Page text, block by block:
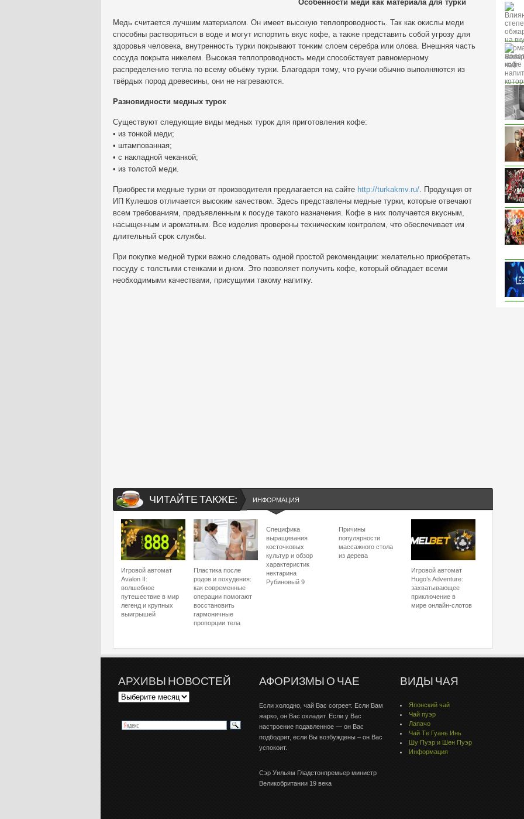
Особенности меди как материала для турки
Медь считается лучшим материалом. Он имеет высокую теплопроводность. Так как окислы меди
способны растворяться в воде и могут испортить вкус кофе, а также представить собой угрозу для
здоровья человека, внутренность турки покрывают тонким слоем серебра или олова. Внешняя часть
сосуда покрыта никелем. Высокая теплопроводность меди способствует равномерному
распределению тепла по всему объёму турки. Благодаря тому, что ручки обычно выполняются из
твёрдых пород древесины, они не нагреваются.
Разновидности медных турок
Существуют следующие виды медных турок для приготовления кофе:
• из тонкой меди;
• штампованная;
• с накладной чеканкой;
• из толстой меди.
Приобрести медные турки от производителя предлагается на сайте http://turkakmv.ru/. Продукция от
ИП Кулешов отличается высоким качеством. Здесь представлены медные турки, которые отвечают
всем требованиям, предъявленным к посуде такого назначения. Кофе в них получается вкусным,
насыщенным и ароматным. Все изделия проверены техническим контролем, что обеспечивает им
длительный срок службы.
При покупке медной турки важно следовать одной простой рекомендации: желательно приобретать
посуду с толстыми стенками и дном. Это позволяет получить кофе, который обладает всеми
необходимыми качествами, присущими такому напитку.
ЧИТАЙТЕ ТАКЖЕ: ИНФОРМАЦИЯ
Игровой автомат
Avalon II:
волшебное
путешествие в мир
легенд и крупных
выигрышей
Пластика после
родов и похудения:
как современные
операции помогают
восстановить
гармоничные
пропорции тела
Специфика
выращивания
косточковых
культур и обзор
характеристик
нектарина
Рубиновый 9
Причины
популярности
массажного стола
из дерева
Игровой автомат
Hugo’s Adventure:
захватывающее
приключение в
мире онлайн-слотов
АРХИВЫ НОВОСТЕЙ АФОРИЗМЫ О ЧАЕ
Если холодно, чай Вас согреет. Если Вам
жарко, он Вас охладит. Если у Вас
настроение подавленное — он Вас
подбодрит, если Вы возбуждены – он Вас
успокоит.
Сэр Уильям Гладстонпремьер министр
Великобритании 19 века
ВИДЫ ЧАЯ
Японский чай
Чай пуэр
Лапачо
Чай Тe Гуaнь Инь
Шу Пуэр и Шен Пуэр
Информация